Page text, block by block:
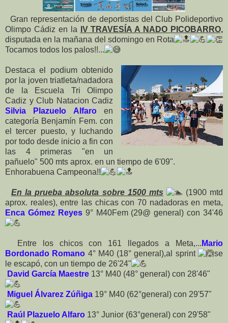
Gran representación de deportistas del Club Polideportivo
Olimpo Cádiz en la
IV TRAVESÍA A NADO PICOBARRO,
disputada en la mañana del sdomingo en Rota
Tocamos todos los palos!!...
Destaca el podium obtenido
por la joven triatleta/nadadora
de la Escuela Tri Olimpo
Cadiz y Club Natacion Cadiz
Silvia Plazuelo Alfaroen
categoría Benjamín Fem. con
el tercer puesto, y luchando
por todo desde inicio a fin con
las 4 primeras "en un
pañuelo" 500 mts aprox. en un tiempo de 6'09".
Enhorabuena Campeona!!
En la prueba absoluta sobre 1500 mts
(1900 mtd
aprox. reales), entre las chicas con 70 nadadoras en meta,
Enca Gómez Reyes9° M40Fem (29@ general) con 34'46
Entre los chicos con 161 llegados a Meta,... Mario
Bordonado Romano 4° M40 (18° general),al sprint
se
le escapó, con un tiempo de 26'24"
David García Maestre 13° M40 (48° general) con 28'46"
Miguel Álvarez Zúñiga 19° M40 (62°general) con 29'57"
Raúl Plazuelo Alfaro 13° Junior (63°general) con 29'58"